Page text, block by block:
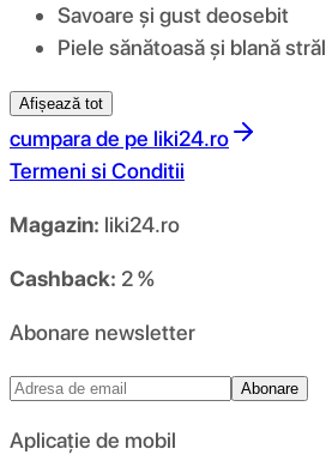
Savoare și gust deosebit
Piele sănătoasă și blană
Afișează tot
cumpara de pe liki24.ro
Termeni si Conditii
Magazin: liki24.ro
Cashback: 2 %
Abonare newsletter
Abonare
Aplicație de mobil